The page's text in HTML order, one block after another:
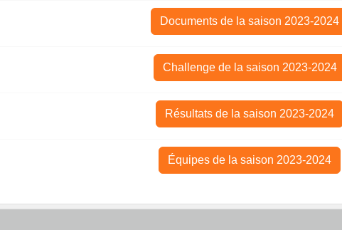
Documents de la saison 2023-2024
Challenge de la saison 2023-2024
Résultats de la saison 2023-2024
Équipes de la saison 2023-2024